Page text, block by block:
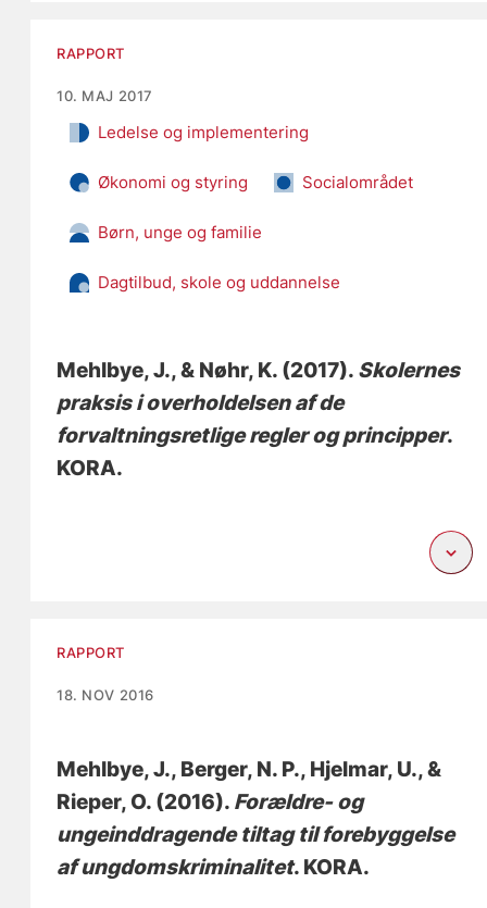
RAPPORT
10. MAJ 2017
Ledelse og implementering
Økonomi og styring Socialområdet
Børn, unge og familie
Dagtilbud, skole og uddannelse
Mehlbye, J., & Nøhr, K. (2017). Skolernes
praksis i overholdelsen af de
forvaltningsretlige regler og principper.
KORA.
RAPPORT
18. NOV 2016
Mehlbye, J., Berger, N. P., Hjelmar, U., &
Rieper, O. (2016). Forældre- og
ungeinddragende tiltag til forebyggelse
af ungdomskriminalitet. KORA.